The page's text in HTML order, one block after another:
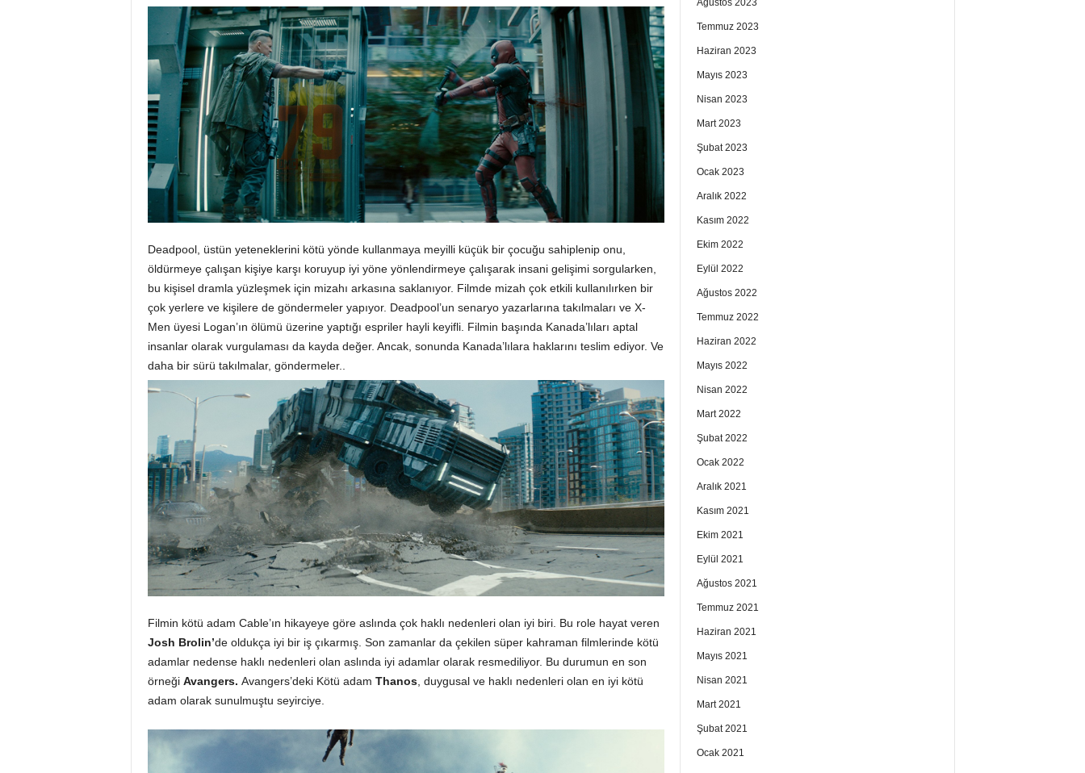
Deadpool, üstün yeteneklerini kötü yönde kullanmaya meyilli küçük bir çocuğu sahiplenip onu,
öldürmeye çalışan kişiye karşı koruyup iyi yöne yönlendirmeye çalışarak insani gelişimi sorgularken,
bu kişisel dramla yüzleşmek için mizahı arkasına saklanıyor. Filmde mizah çok etkili kullanılırken bir
çok yerlere ve kişilere de göndermeler yapıyor. Deadpool’un senaryo yazarlarına takılmaları ve X-
Men üyesi Logan’ın ölümü üzerine yaptığı espriler hayli keyifli. Filmin başında Kanada’lıları aptal
insanlar olarak vurgulaması da kayda değer. Ancak, sonunda Kanada’lılara haklarını teslim ediyor. Ve
daha bir sürü takılmalar, göndermeler..
Filmin kötü adam Cable’ın hikayeye göre aslında çok haklı nedenleri olan iyi biri. Bu role hayat veren
Josh Brolin’de oldukça iyi bir iş çıkarmış. Son zamanlar da çekilen süper kahraman filmlerinde kötü
adamlar nedense haklı nedenleri olan aslında iyi adamlar olarak resmediliyor. Bu durumun en son
örneği Avangers. Avangers’deki Kötü adam Thanos, duygusal ve haklı nedenleri olan en iyi kötü
adam olarak sunulmuştu seyirciye.
Temmuz 2023
Haziran 2023
Mayıs 2023
Nisan 2023
Mart 2023
Şubat 2023
Ocak 2023
Aralık 2022
Kasım 2022
Ekim 2022
Eylül 2022
Ağustos 2022
Temmuz 2022
Haziran 2022
Mayıs 2022
Nisan 2022
Mart 2022
Şubat 2022
Ocak 2022
Aralık 2021
Kasım 2021
Ekim 2021
Eylül 2021
Ağustos 2021
Temmuz 2021
Haziran 2021
Mayıs 2021
Nisan 2021
Mart 2021
Şubat 2021
Ocak 2021